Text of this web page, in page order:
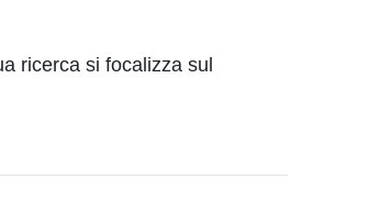
ricerca si focalizza sul